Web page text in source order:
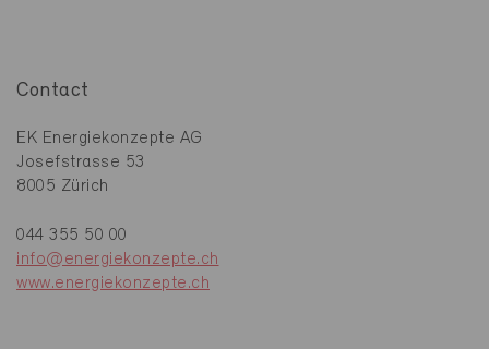
Contact
EK Energiekonzepte AG
Josefstrasse 53
8005 Zürich
044 355 50 00
info@energiekonzepte.ch
www.energiekonzepte.ch